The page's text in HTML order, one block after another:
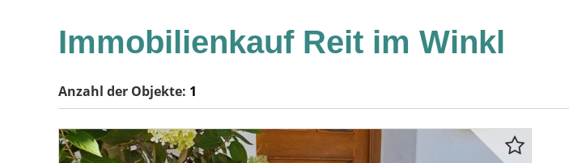
Immobilienkauf Reit im Winkl
Anzahl der Objekte: 1